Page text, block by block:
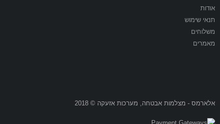
אודות
תנאי שימוש
משלוחים
מאמרים
אלארמס - מצלמות אבטחה, מערכות אזעקה © 2018